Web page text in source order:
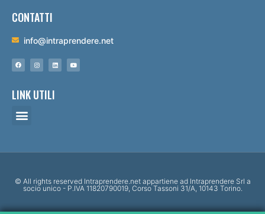
CONTATTI
info@intraprendere.net
LINK UTILI
© All rights reserved Intraprendere.net appartiene ad Intraprendere Srl a
socio unico - P.IVA 11820790019, Corso Tassoni 31/A, 10143 Torino.